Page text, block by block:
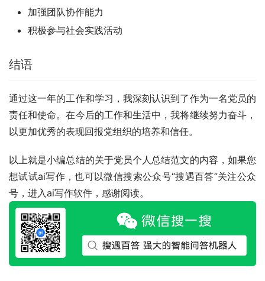
加强团队协作能力
积极参与社会实践活动
结语
通过这一年的工作和学习，我深刻认识到了作为一名党员的
责任和使命。在今后的工作和生活中，我将继续努力奋斗，
以更加优秀的表现回报党组织的培养和信任。
以上就是小编总结的关于党员个人总结范文的内容，如果您
想试试ai写作，也可以微信搜索公众号“搜遇百答”关注公众
号，进入ai写作软件，感谢阅读。